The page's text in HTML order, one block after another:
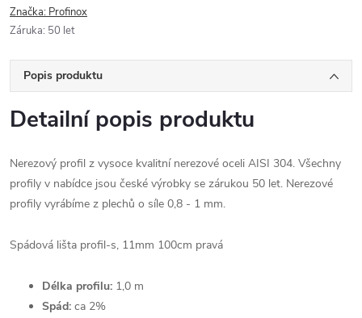
Značka: Profinox
Záruka: 50 let
Popis produktu
Detailní popis produktu
Nerezový profil z vysoce kvalitní nerezové oceli AISI 304. Všechny
profily v nabídce jsou české výrobky se zárukou 50 let. Nerezové
profily vyrábíme z plechů o síle 0,8 - 1 mm.
Spádová lišta profil-s, 11mm 100cm pravá
Délka profilu: 1,0 m
Spád: ca 2%